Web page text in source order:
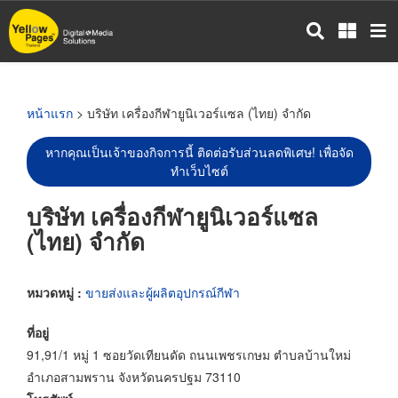
ข้าม
ไป
หน้าแรก > บริษัท เครื่องกีฬายูนิเวอร์แซล (ไทย) จำกัด
หากคุณเป็นเจ้าของกิจการนี้ ติดต่อรับส่วนลดพิเศษ! เพื่อจัด
ทำเว็บไซต์
บริษัท เครื่องกีฬายูนิเวอร์แซล
(ไทย) จำกัด
หมวดหมู่ : ขายส่งและผู้ผลิตอุปกรณ์กีฬา
ที่อยู่
91,91/1 หมู่ 1 ซอยวัดเทียนดัด ถนนเพชรเกษม ตำบลบ้านใหม่
อำเภอสามพราน จังหวัดนครปฐม 73110